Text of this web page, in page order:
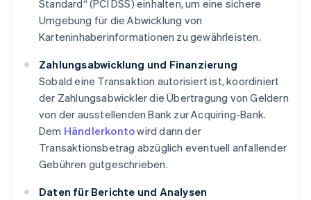
Standard“ (PCI DSS) einhalten, um eine sichere
Umgebung für die Abwicklung von
Karteninhaberinformationen zu gewährleisten.
Zahlungsabwicklung und Finanzierung
Sobald eine Transaktion autorisiert ist, koordiniert
der Zahlungsabwickler die Übertragung von Geldern
von der ausstellenden Bank zur Acquiring-Bank.
Dem Händlerkontowird dann der
Transaktionsbetrag abzüglich eventuell anfallender
Gebühren gutgeschrieben.
Daten für Berichte und Analysen